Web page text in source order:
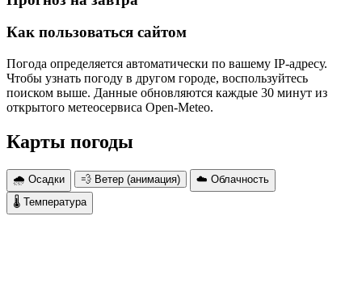
Как пользоваться сайтом
Погода определяется автоматически по вашему IP-адресу.
Чтобы узнать погоду в другом городе, воспользуйтесь
поиском выше. Данные обновляются каждые 30 минут из
открытого метеосервиса Open-Meteo.
Карты погоды
🌧 Осадки 💨 Ветер (анимация)
☁️ Облачность
🌡 Температура